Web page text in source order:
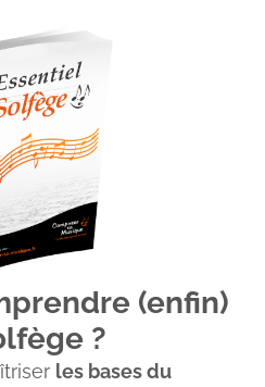
(enfin)
?
les bases du